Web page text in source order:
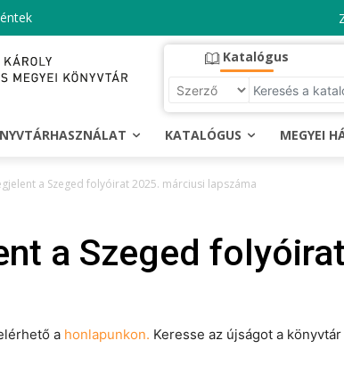
Katalógus
KATALÓGUS MEGYEI
a Szeged folyóirat 2025. márciusi lapszáma
a Szeged
a honlapunkon. Keresse az újságot a